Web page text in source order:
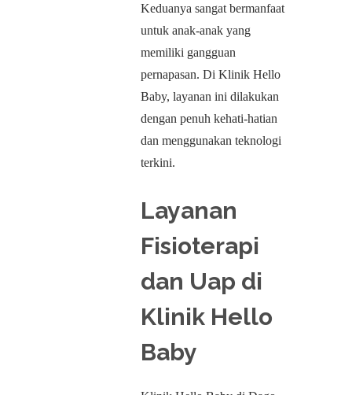
Keduanya sangat bermanfaat
untuk anak-anak yang
memiliki gangguan
pernapasan. Di Klinik Hello
Baby, layanan ini dilakukan
dengan penuh kehati-hatian
dan menggunakan teknologi
terkini.
Layanan
Fisioterapi
dan Uap di
Klinik Hello
Baby